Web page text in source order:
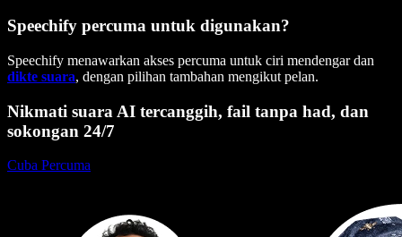
Speechify percuma untuk digunakan?
Speechify menawarkan akses percuma untuk ciri mendengar dan
dikte suara, dengan pilihan tambahan mengikut pelan.
Nikmati suara AI tercanggih, fail tanpa had, dan
sokongan 24/7
Cuba Percuma